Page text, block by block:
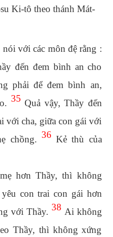
Ki-tô theo thánh Mát-
với các môn đệ rằng :
đến đem bình an cho
phải để đem bình an,
35 Quả vậy, Thầy đến
với cha, giữa con gái với
chồng. 36 Kẻ thù của
hơn Thầy, thì không
con trai con gái hơn
với Thầy. 38 Ai không
Thầy, thì không xứng